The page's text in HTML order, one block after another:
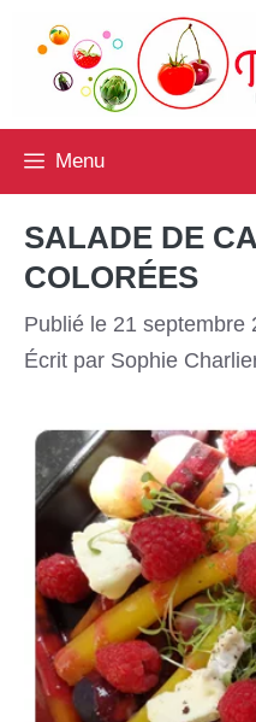
contenu
Menu
SALADE DE
COLORÉES
Publié le 21 septembre
Écrit par Sophie